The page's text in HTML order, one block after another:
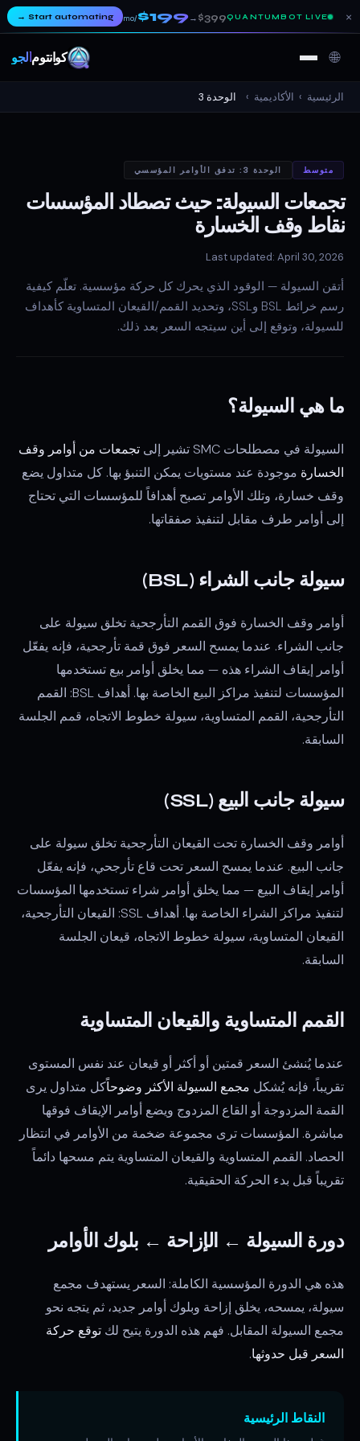
QUANTUMBOT LIVE
$399
→
$199
/mo
Start automating
→ ×
كوانتومألجو 🌐
الرئيسية › الأكاديمية › الوحدة 3
متوسط الوحدة 3: تدفق الأوامر المؤسسي
تجمعات السيولة: حيث تصطاد المؤسسات
نقاط وقف الخسارة
Last updated: April 30, 2026
أتقن السيولة — الوقود الذي يحرك كل حركة مؤسسية. تعلّم كيفية
رسم خرائط BSL وSSL، وتحديد القمم/القيعان المتساوية كأهداف
للسيولة، وتوقع إلى أين سيتجه السعر بعد ذلك.
ما هي السيولة؟
السيولة في مصطلحات SMC تشير إلى
تجمعات من أوامر وقف
الخسارة موجودة عند مستويات يمكن التنبؤ بها. كل متداول يضع
وقف خسارة، وتلك الأوامر تصبح أهدافاً للمؤسسات التي تحتاج
إلى أوامر طرف مقابل لتنفيذ صفقاتها.
سيولة جانب الشراء (BSL)
أوامر وقف الخسارة فوق القمم التأرجحية تخلق سيولة على
جانب الشراء. عندما يمسح السعر فوق قمة تأرجحية، فإنه يفعّل
أوامر إيقاف الشراء هذه — مما يخلق أوامر بيع تستخدمها
المؤسسات لتنفيذ مراكز البيع الخاصة بها. أهداف BSL: القمم
التأرجحية، القمم المتساوية، سيولة خطوط الاتجاه، قمم الجلسة
السابقة.
سيولة جانب البيع (SSL)
أوامر وقف الخسارة تحت القيعان التأرجحية تخلق سيولة على
جانب البيع. عندما يمسح السعر تحت قاع تأرجحي، فإنه يفعّل
أوامر إيقاف البيع — مما يخلق أوامر شراء تستخدمها المؤسسات
لتنفيذ مراكز الشراء الخاصة بها. أهداف SSL: القيعان التأرجحية،
القيعان المتساوية، سيولة خطوط الاتجاه، قيعان الجلسة
السابقة.
القمم المتساوية والقيعان المتساوية
عندما يُنشئ السعر قمتين أو أكثر أو قيعان عند نفس المستوى
تقريباً، فإنه يُشكل مجمع السيولة الأكثر وضوحاًكل متداول يرى
القمة المزدوجة أو القاع المزدوج ويضع أوامر الإيقاف فوقها
مباشرة. المؤسسات ترى مجموعة ضخمة من الأوامر في انتظار
الحصاد. القمم المتساوية والقيعان المتساوية يتم مسحها دائماً
تقريباً قبل بدء الحركة الحقيقية.
دورة السيولة ← الإزاحة ← بلوك الأوامر
هذه هي الدورة المؤسسية الكاملة: السعر يستهدف مجمع
سيولة، يمسحه، يخلق إزاحة وبلوك أوامر جديد، ثم يتجه نحو
مجمع السيولة المقابل. فهم هذه الدورة يتيح لك توقع حركة
السعر قبل حدوثها.
النقاط الرئيسية